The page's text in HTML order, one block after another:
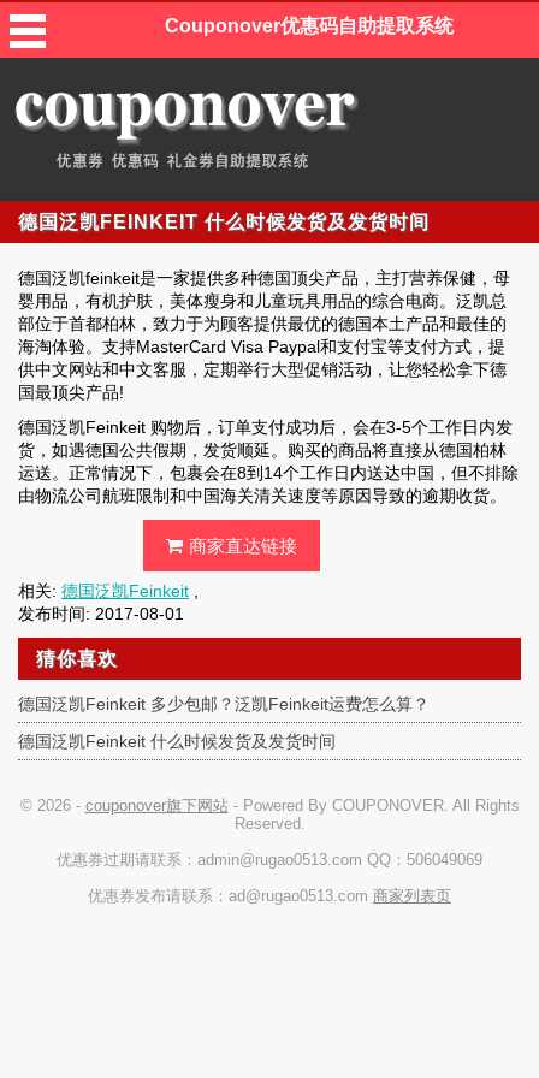
Couponover优惠码自助提取系统
德国泛凯FEINKEIT 什么时候发货及发货时间
德国泛凯feinkeit是一家提供多种德国顶尖产品，主打营养保健，母
婴用品，有机护肤，美体瘦身和儿童玩具用品的综合电商。泛凯总
部位于首都柏林，致力于为顾客提供最优的德国本土产品和最佳的
海淘体验。支持MasterCard Visa Paypal和支付宝等支付方式，提
供中文网站和中文客服，定期举行大型促销活动，让您轻松拿下德
国最顶尖产品!
德国泛凯Feinkeit 购物后，订单支付成功后，会在3-5个工作日内发
货，如遇德国公共假期，发货顺延。购买的商品将直接从德国柏林
运送。正常情况下，包裹会在8到14个工作日内送达中国，但不排除
由物流公司航班限制和中国海关清关速度等原因导致的逾期收货。
商家直达链接
相关: 德国泛凯Feinkeit
发布时间: 2017-08-01
猜你喜欢
德国泛凯Feinkeit 多少包邮？泛凯Feinkeit运费怎么算？
德国泛凯Feinkeit 什么时候发货及发货时间
© 2026 - couponover旗下网站- Powered By COUPONOVER. All Rights
Reserved.
优惠券过期请联系：admin@rugao0513.com QQ：506049069
优惠券发布请联系：ad@rugao0513.com 商家列表页